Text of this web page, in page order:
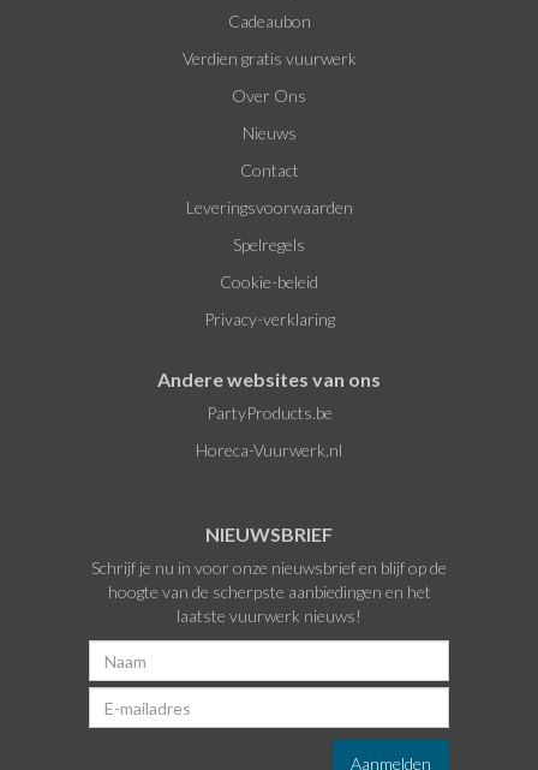
Cadeaubon
Verdien gratis vuurwerk
Over Ons
Nieuws
Contact
Leveringsvoorwaarden
Spelregels
Cookie-beleid
Privacy-verklaring
Andere websites van ons
PartyProducts.be
Horeca-Vuurwerk.nl
NIEUWSBRIEF
Schrijf je nu in voor onze nieuwsbrief en blijf op de
hoogte van de scherpste aanbiedingen en het
laatste vuurwerk nieuws!